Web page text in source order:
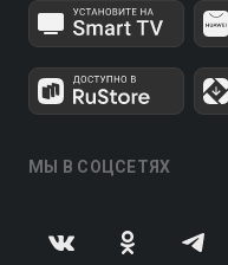
МЫ В СОЦСЕТЯХ